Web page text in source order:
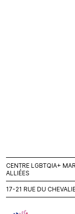
CENTRE LGBTQIA+
ALLIÉES
17-21 RUE DU